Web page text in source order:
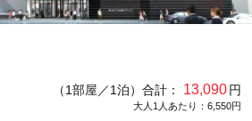
（1部屋／1泊）合計： 13,090円
大人1人あたり：6,550円